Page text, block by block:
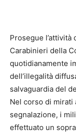
Prosegue
Carabinieri della
quotidianamente
dell’illegalità
salvaguardia del
Nel corso di mirati
segnalazione, i
effettuato un